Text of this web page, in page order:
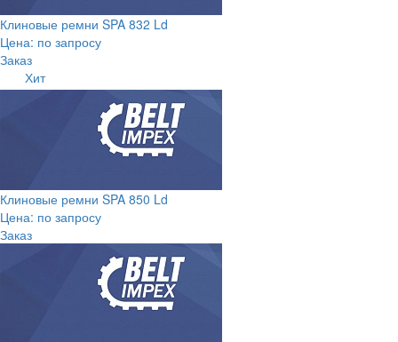
Клиновые ремни SPA 832 Ld
Цена: по запросу
Заказ
Хит
Клиновые ремни SPA 850 Ld
Цена: по запросу
Заказ